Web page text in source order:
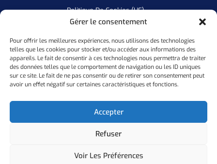
Gérer le consentement
Pour offrir les meilleures expériences, nous utilisons des technologies
telles que les cookies pour stocker et/ou accéder aux informations des
appareils. Le fait de consentir à ces technologies nous permettra de traiter
des données telles que le comportement de navigation ou les ID uniques
sur ce site. Le fait de ne pas consentir ou de retirer son consentement peut
avoir un effet négatif sur certaines caractéristiques et fonctions.
Accepter
Refuser
Voir Les Préférences
Politique De Cookies (UE)
Newsletter
Inscrivez Vous A Notre Newsletter Pour Ne Manquer Aucune De
Nos Offres
Ok
Personal Flocker • Website By Elixir Lab